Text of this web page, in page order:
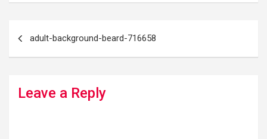
navigation
adult-background-beard-716658
Leave a Reply